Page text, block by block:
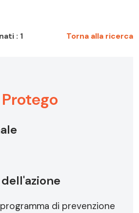
: 1 Torna alla ricerca
Protego
programma di prevenzione